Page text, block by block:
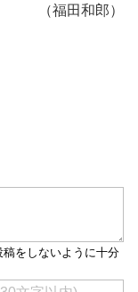
（福田和郎）